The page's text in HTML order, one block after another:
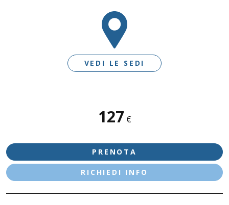
VEDI LE SEDI
DESENZANO D/G - LE VELE127 €
PRENOTA
RICHIEDI INFO